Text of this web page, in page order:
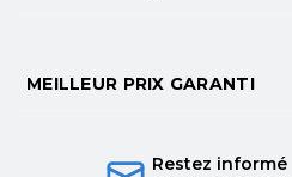
MEILLEUR PRIX GARANTI
Restez informé